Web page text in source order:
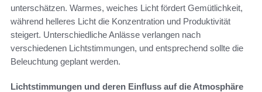
unterschätzen. Warmes, weiches Licht fördert Gemütlichkeit,
während helleres Licht die Konzentration und Produktivität
steigert. Unterschiedliche Anlässe verlangen nach
verschiedenen Lichtstimmungen, und entsprechend sollte die
Beleuchtung geplant werden.
Lichtstimmungen und deren Einfluss auf die Atmosphäre